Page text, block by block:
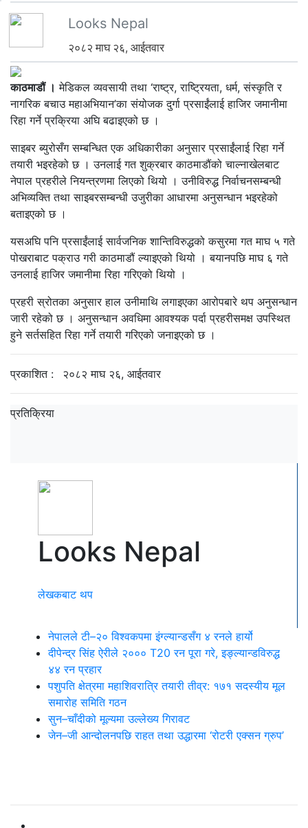
Looks Nepal
२०८२ माघ २६, आईतवार
काठमाडौं । मेडिकल व्यवसायी तथा ‘राष्ट्र, राष्ट्रियता, धर्म, संस्कृति र
नागरिक बचाउ महाअभियान’का संयोजक दुर्गा प्रसाईंलाई हाजिर जमानीमा
रिहा गर्ने प्रक्रिया अघि बढाइएको छ ।
साइबर ब्युरोसँग सम्बन्धित एक अधिकारीका अनुसार प्रसाईंलाई रिहा गर्ने
तयारी भइरहेको छ । उनलाई गत शुक्रबार काठमाडौंको चाल्नाखेलबाट
नेपाल प्रहरीले नियन्त्रणमा लिएको थियो । उनीविरुद्ध निर्वाचनसम्बन्धी
अभिव्यक्ति तथा साइबरसम्बन्धी उजुरीका आधारमा अनुसन्धान भइरहेको
बताइएको छ ।
यसअघि पनि प्रसाईंलाई सार्वजनिक शान्तिविरुद्धको कसुरमा गत माघ ५ गते
पोखराबाट पक्राउ गरी काठमाडौं ल्याइएको थियो । बयानपछि माघ ६ गते
उनलाई हाजिर जमानीमा रिहा गरिएको थियो ।
प्रहरी स्रोतका अनुसार हाल उनीमाथि लगाइएका आरोपबारे थप अनुसन्धान
जारी रहेको छ । अनुसन्धान अवधिमा आवश्यक पर्दा प्रहरीसमक्ष उपस्थित
हुने सर्तसहित रिहा गर्ने तयारी गरिएको जनाइएको छ ।
प्रकाशित : २०८२ माघ २६, आईतवार
प्रतिक्रिया
Looks Nepal
लेखकबाट थप
नेपालले टी–२० विश्वकपमा इंग्ल्यान्डसँग ४ रनले हार्यो
दीपेन्द्र सिंह ऐरीले २००० T20 रन पूरा गरे, इङ्ल्यान्डविरुद्ध
४४ रन प्रहार
पशुपति क्षेत्रमा महाशिवरात्रि तयारी तीव्र: १७१ सदस्यीय मूल
समारोह समिति गठन
सुन–चाँदीको मूल्यमा उल्लेख्य गिरावट
जेन–जी आन्दोलनपछि राहत तथा उद्धारमा ‘रोटरी एक्सन ग्रुप’